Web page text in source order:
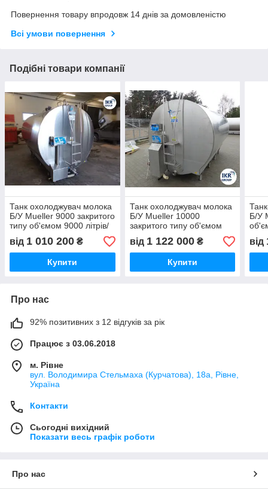
Повернення товару впродовж 14 днів за домовленістю
Всі умови повернення
Подібні товари компанії
Танк охолоджувач молока
Б/У Mueller 9000 закритого
типу об'ємом 9000 літрів/
Охолоджувач молока
від 1 010 200 ₴
Купити
Танк охолоджувач молока
Б/У Mueller 10000
закритого типу об'ємом
10000 літрів. Модель P.
від 1 122 000₴
Купити
Б/У
від
Про нас
92% позитивних з 12 відгуків за рік
Працює з 03.06.2018
м. Рівне
вул. Володимира Стельмаха (Курчатова), 18а, Рівне,
Україна
Контакти
Сьогодні вихідний
Показати весь графік роботи
Про нас